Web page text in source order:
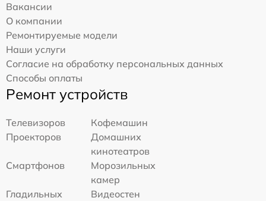
Вакансии
О компании
Ремонтируемые модели
Наши услуги
Согласие на обработку персональных данных
Способы оплаты
Ремонт устройств
Телевизоров
Кофемашин
Проекторов
Домашних
кинотеатров
Смартфонов
Морозильных
камер
Гладильных
Видеостен